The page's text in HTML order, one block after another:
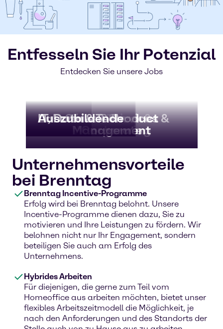
Entfesseln Sie Ihr Potenzial
Entdecken Sie unsere Jobs
Truck Driver &
Warehousing
Business Services &
Corporate
Sales & Product
Management
Labore
IT, Data & Tech
Auszubildende
Unternehmensvorteile
bei Brenntag
Brenntag Incentive-Programme
Erfolg wird bei Brenntag belohnt. Unsere
Incentive-Programme dienen dazu, Sie zu
motivieren und Ihre Leistungen zu fördern. Wir
belohnen nicht nur Ihr Engagement, sondern
beteiligen Sie auch am Erfolg des
Unternehmens.
Hybrides Arbeiten
Für diejenigen, die gerne zum Teil vom
Homeoffice aus arbeiten möchten, bietet unser
flexibles Arbeitszeitmodell die Möglichkeit, je
nach den Anforderungen und des Standorts der